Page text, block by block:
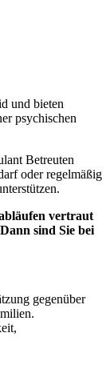
und bieten
psychischen
Betreuten
oder regelmäßig
vertraut
sind Sie bei
gegenüber